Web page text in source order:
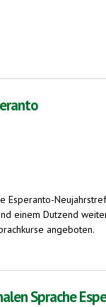
einem Dutzend
angeboten.
Sprache